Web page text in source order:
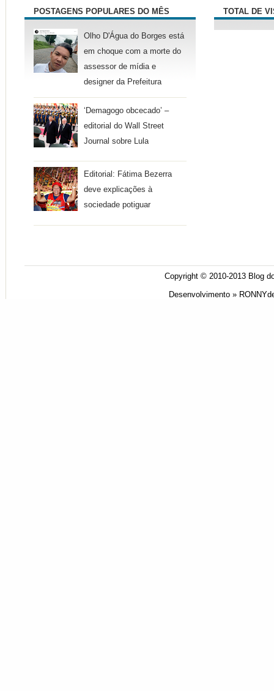
POSTAGENS POPULARES DO MÊS
Olho D'Água do Borges está
em choque com a morte do
assessor de mídia e
designer da Prefeitura
‘Demagogo obcecado’ –
editorial do Wall Street
Journal sobre Lula
Editorial: Fátima Bezerra
deve explicações à
sociedade potiguar
TOTAL DE
Copyright © 2010-2013 Blog
Desenvolvimento »